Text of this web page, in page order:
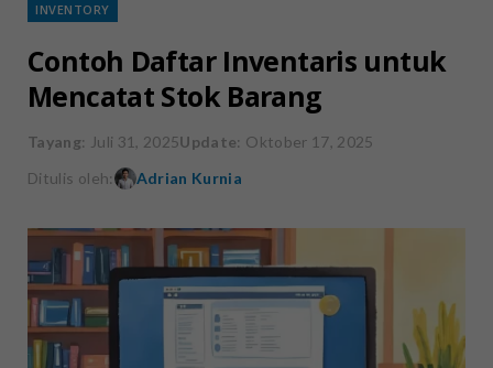
INVENTORY
Contoh Daftar Inventaris untuk
Mencatat Stok Barang
Tayang: Juli 31, 2025Update: Oktober 17, 2025
Ditulis oleh:
Adrian Kurnia